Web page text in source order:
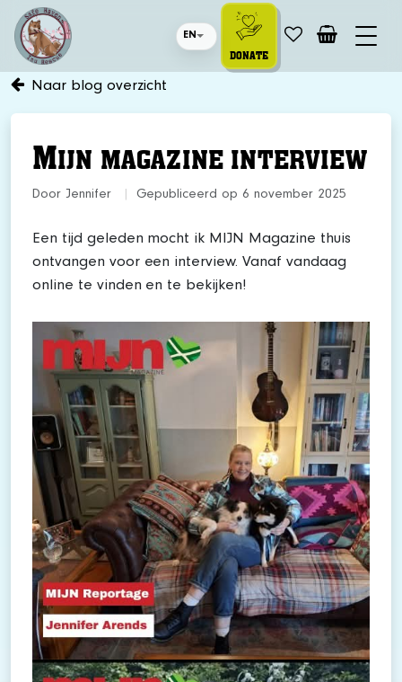
EN
DONATE
Naar blog overzicht
MIJN MAGAZINE INTERVIEW
Door Jennifer Gepubliceerd op 6 november 2025
Een tijd geleden mocht ik MIJN Magazine thuis
ontvangen voor een interview. Vanaf vandaag
online te vinden en te bekijken!